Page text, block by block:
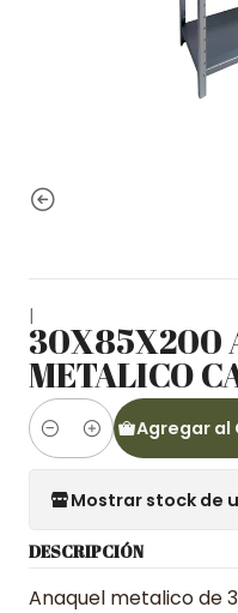
|
30X85X200
METALICO
Cantidad
Agregar al
Mostrar stock de
DESCRIPCIÓN
Anaquel metalico de